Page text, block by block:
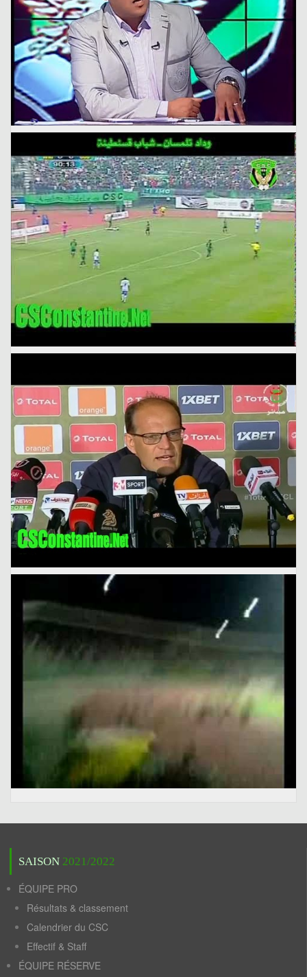
SAISON 2021/2022
ÉQUIPE PRO
Résultats & classement
Calendrier du CSC
Effectif & Staff
ÉQUIPE RÉSERVE